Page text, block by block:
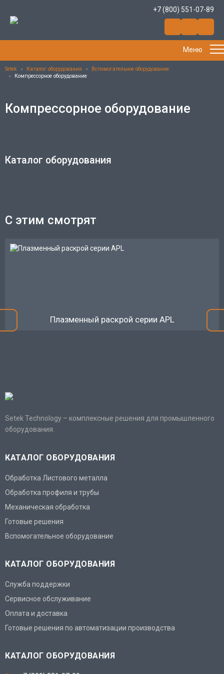
+7 (800) 551-07-89
Меню
Setek » Каталог оборудования »
Вспомогательное оборудование
»
Компрессорное оборудование
Компрессорное оборудование
Каталог оборудования
С этим смотрят
Плазменный раскрой серии APL
Setek Technology – комплексные решения для промышленного
оборудования.
КАТАЛОГ ОБОРУДОВАНИЯ
Обработка Листового металла
Обработка профиля и трубы
Механическая обработка
Готовые решения
Вспомогательное оборудование
КАТАЛОГ ОБОРУДОВАНИЯ
Служба поддержки
Сервисное обслуживание
Оплата и доставка
Готовые решения по автоматизации производства
КАТАЛОГ ОБОРУДОВАНИЯ